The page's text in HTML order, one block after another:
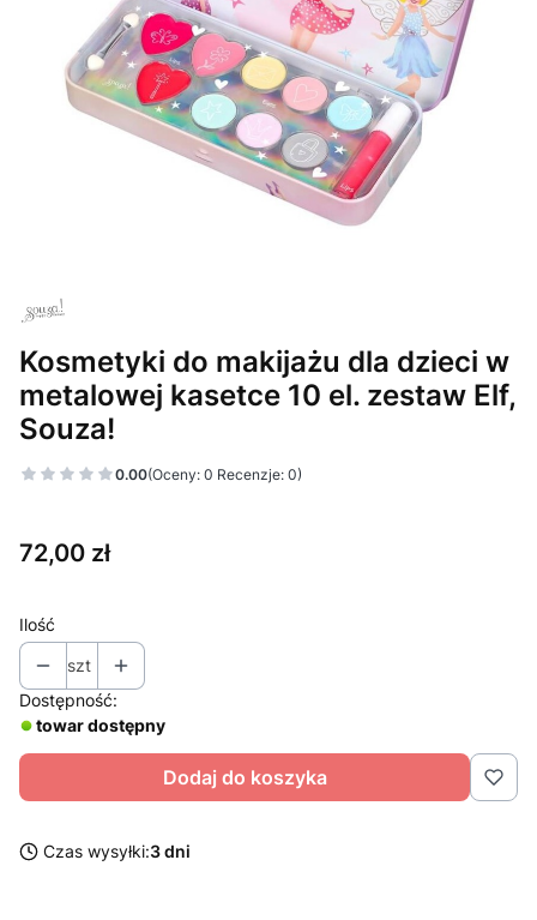
Kosmetyki do makijażu dla dzieci w
metalowej kasetce 10 el. zestaw Elf,
Souza!
0.00(Oceny: 0 Recenzje: 0)
Cena
72,00 zł
Ilość
szt
Dostępność:
towar dostępny
Dodaj do koszyka
Czas wysyłki:3 dni